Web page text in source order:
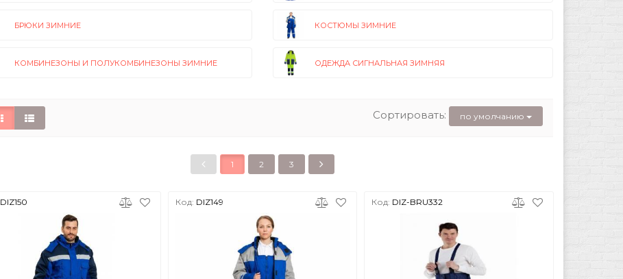
БРЮКИ ЗИМНИЕ КОСТЮМЫ ЗИМНИЕ
КОМБИНЕЗОНЫ И ПОЛУКОМБИНЕЗОНЫ ЗИМНИЕ ОДЕЖДА СИГНАЛЬНАЯ ЗИМНЯЯ
Сортировать: по умолчанию
1 2 3
DIZ150 Код: DIZ149 Код: DIZ-BRU332